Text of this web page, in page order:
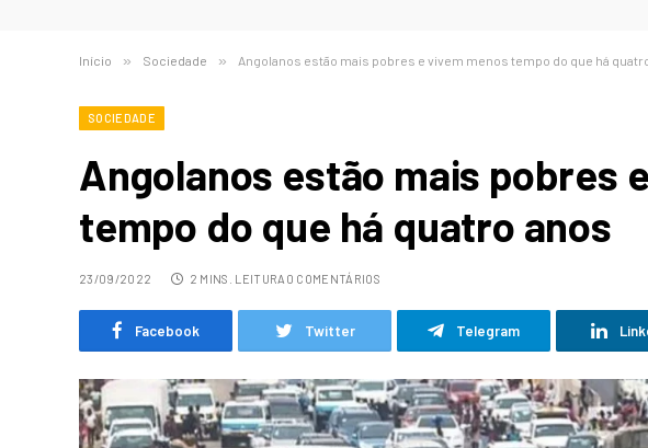
Início » Sociedade » Angolanos estão mais pobres e vivem menos tempo do que há
SOCIEDADE
Angolanos estão mais pobres
tempo do que há quatro anos
23/09/2022 2 MINS. LEITURA 0 COMENTÁRIOS
Facebook Twitter Telegram